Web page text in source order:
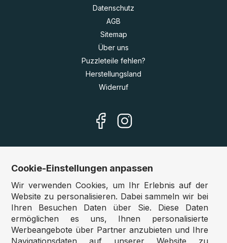
Datenschutz
AGB
Sitemap
Über uns
Puzzleteile fehlen?
Herstellungsland
Widerruf
Unsere Shops
Deutschland:www.puzzle.de
Österreich:
www.puzzle.at
Belgien:www.puzzle.be
Großbritannien:www.jigsawpuzzle.co.uk
Cookie-Einstellungen anpassen
Wir verwenden Cookies, um Ihr Erlebnis auf der
Website zu personalisieren. Dabei sammeln wir bei
Ihren Besuchen Daten über Sie. Diese Daten
ermöglichen es uns, Ihnen personalisierte
Werbeangebote über Partner anzubieten und Ihre
Navigationsdaten auf unserer Website zu